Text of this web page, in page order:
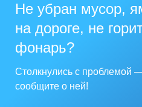
Не убран мусор,
на дороге, не
фонарь?
Столкнулись с проблемой
сообщите о ней!